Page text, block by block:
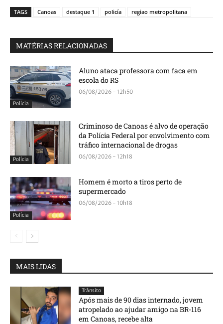
TAGS Canoas destaque 1 policía regiao metropolitana
MATÉRIAS RELACIONADAS
Polícia
Aluno ataca professora com faca em
escola do RS
06/08/2026 - 12h50
Polícia
Criminoso de Canoas é alvo de operação
da Polícia Federal por envolvimento com
tráfico internacional de drogas
06/08/2026 - 12h18
Polícia
Homem é morto a tiros perto de
supermercado
06/08/2026 - 10h18
MAIS LIDAS
Trânsito
Após mais de 90 dias internado, jovem
atropelado ao ajudar amigo na BR-116
em Canoas, recebe alta